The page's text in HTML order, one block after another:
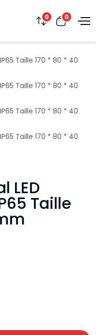
0 0
LED
Taille